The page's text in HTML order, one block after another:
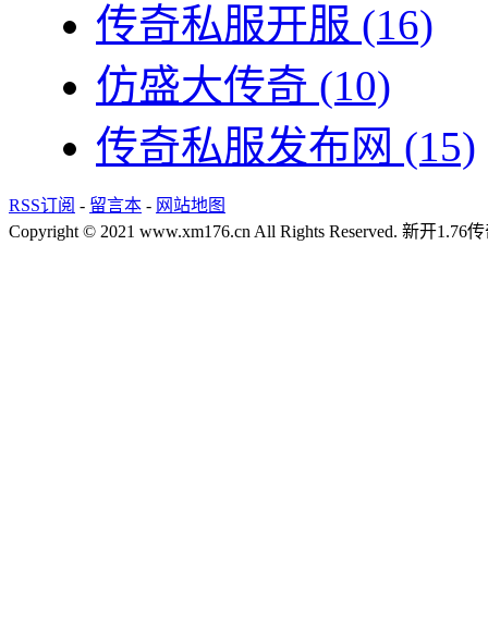
传奇私服开服 (16)
仿盛大传奇 (10)
传奇私服发布网 (15)
RSS订阅 - 留言本 - 网站地图
Copyright © 2021 www.xm176.cn All Rights Reserved. 新开1.76